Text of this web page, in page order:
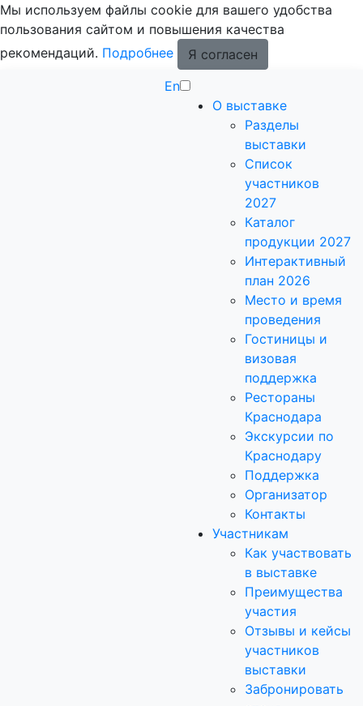
Мы используем файлы cookie для вашего удобства
пользования сайтом и повышения качества
рекомендаций. Подробнее
Я согласен
En
О выставке
Разделы
выставки
Список
участников
2027
Каталог
продукции 2027
Интерактивный
план 2026
Место и время
проведения
Гостиницы и
визовая
поддержка
Рестораны
Краснодара
Экскурсии по
Краснодару
Поддержка
Организатор
Контакты
Участникам
Как участвовать
в выставке
Преимущества
участия
Отзывы и кейсы
участников
выставки
Забронировать